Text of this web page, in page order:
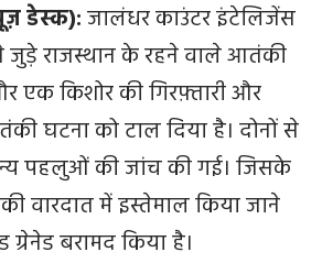
डेस्क):जालंधर काउंटर इंटेलिजेंस
राजस्थान के रहने वाले आतंकी
एक किशोर की गिरफ़्तारी और
घटना को टाल दिया है। दोनों से
पहलुओं की जांच की गई। जिसके
वारदात में इस्तेमाल किया जाने
बरामद किया है।